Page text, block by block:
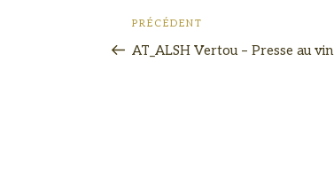
PRÉCÉDENT
AT_ALSH Vertou – Presse au vin